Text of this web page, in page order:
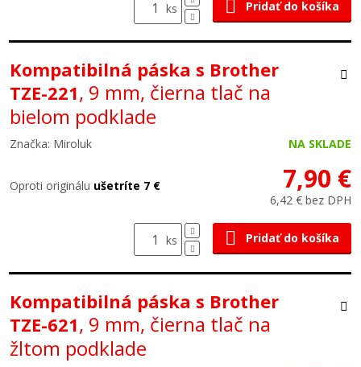
ks Pridať do košíka
Kompatibilná páska s Brother
TZE-221, 9 mm, čierna tlač na
bielom podklade
Značka: Miroluk NA SKLADE
Oproti originálu ušetríte 7 € 7,90 €
6,42 € bez DPH
ks Pridať do košíka
Kompatibilná páska s Brother
TZE-621, 9 mm, čierna tlač na
žltom podklade